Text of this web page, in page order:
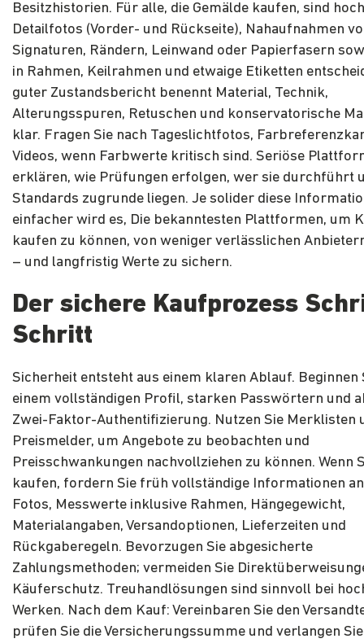
Besitzhistorien. Für alle, die Gemälde kaufen, sind
Detailfotos (Vorder- und Rückseite), Nahaufnahmen
Signaturen, Rändern, Leinwand oder Papierfasern
in Rahmen, Keilrahmen und etwaige Etiketten
guter Zustandsbericht benennt Material, Technik,
Alterungsspuren, Retuschen und konservatorische
klar. Fragen Sie nach Tageslichtfotos,
Videos, wenn Farbwerte kritisch sind. Seriöse
erklären, wie Prüfungen erfolgen, wer sie durchführt
Standards zugrunde liegen. Je solider diese
einfacher wird es, Die bekanntesten Plattformen, um
kaufen zu können, von weniger verlässlichen
– und langfristig Werte zu sichern.
Der sichere Kaufprozess
Schritt
Sicherheit entsteht aus einem klaren Ablauf. Beginnen
einem vollständigen Profil, starken Passwörtern und
Zwei-Faktor-Authentifizierung. Nutzen Sie Merklisten
Preismelder, um Angebote zu beobachten und
Preisschwankungen nachvollziehen zu können. Wenn
kaufen, fordern Sie früh vollständige Informationen
Fotos, Messwerte inklusive Rahmen, Hängegewicht,
Materialangaben, Versandoptionen, Lieferzeiten und
Rückgaberegeln. Bevorzugen Sie abgesicherte
Zahlungsmethoden; vermeiden Sie
Käuferschutz. Treuhandlösungen sind sinnvoll bei
Werken. Nach dem Kauf: Vereinbaren Sie den
prüfen Sie die Versicherungssumme und verlangen Sie